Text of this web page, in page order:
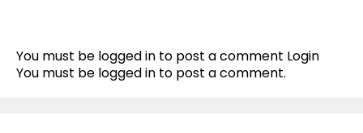
You must be logged in to post a comment Login
You must be logged in to post a comment.